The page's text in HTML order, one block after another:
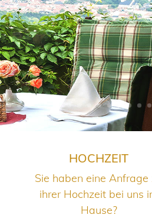
HOCHZEIT
Sie haben eine Anfrage
ihrer Hochzeit bei uns
Hause?